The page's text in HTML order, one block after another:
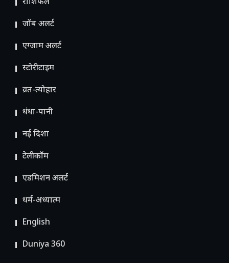
जॉब अलर्ट
एग्जाम अलर्ट
स्टोरीटाइम
व्रत-त्योहार
धंधा-पानी
नई दिशा
टेलीकॉम
ए​डमिशन अलर्ट
धर्म-अध्यात्म
English
Duniya 360